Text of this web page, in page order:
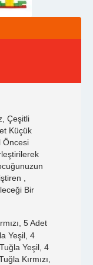
Çeşitli
Küçük
Öncesi
,
Bir
5 Adet
Yeşil, 4
Yeşil, 4
Kırmızı,